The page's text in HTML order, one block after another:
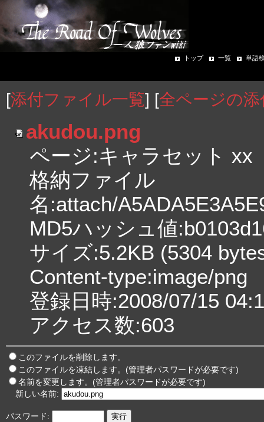
トップ 一覧 単語
[添付ファイル一覧] [全ページの
akudou.png
ページ:キャラセット xx
格納ファイル
名:attach/
MD5ハッシュ値
サイズ:5.2KB (5304
Content-type:image/png
登録日時:2008/07/15
アクセス数:603
このファイルを削除します。
このファイルを凍結します。(管理者パスワードが必要です)
名前を変更します。(管理者パスワードが必要です)
新しい名前:
パスワード: